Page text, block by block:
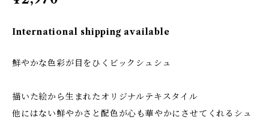
International shipping available
鮮やかな色彩が目をひくビックシュシュ
描いた絵から生まれたオリジナルテキスタイル
他にはない鮮やかさと配色が心も華やかにさせてくれるシュ